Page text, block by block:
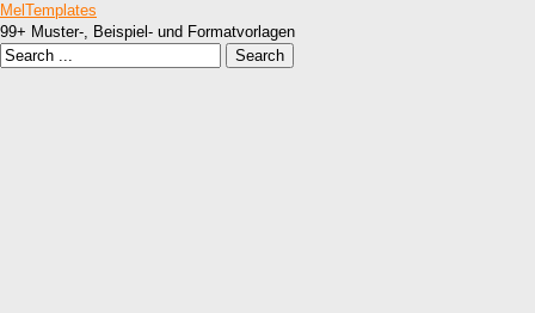
MelTemplates
99+ Muster-, Beispiel- und Formatvorlagen